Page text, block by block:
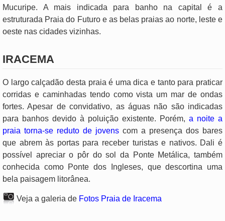
Mucuripe. A mais indicada para banho na capital é a
estruturada Praia do Futuro e as belas praias ao norte, leste e
oeste nas cidades vizinhas.
IRACEMA
O largo calçadão desta praia é uma dica e tanto para praticar
corridas e caminhadas tendo como vista um mar de ondas
fortes. Apesar de convidativo, as águas não são indicadas
para banhos devido à poluição existente. Porém, a noite a
praia torna-se reduto de jovens com a presença dos bares
que abrem às portas para receber turistas e nativos. Dali é
possível apreciar o pôr do sol da Ponte Metálica, também
conhecida como Ponte dos Ingleses, que descortina uma
bela paisagem litorânea.
Veja a galeria de Fotos Praia de Iracema